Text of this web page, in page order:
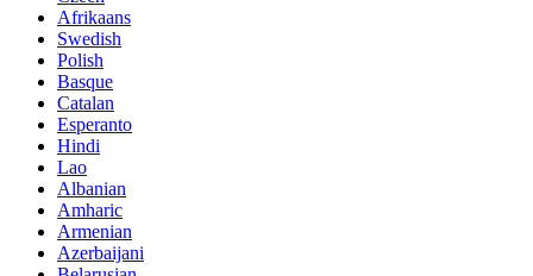
Afrikaans
Swedish
Polish
Basque
Catalan
Esperanto
Hindi
Lao
Albanian
Amharic
Armenian
Azerbaijani